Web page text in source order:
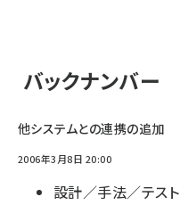
バックナンバー
他システムとの連携の追加
2006年3月8日 20:00
設計／手法／テスト